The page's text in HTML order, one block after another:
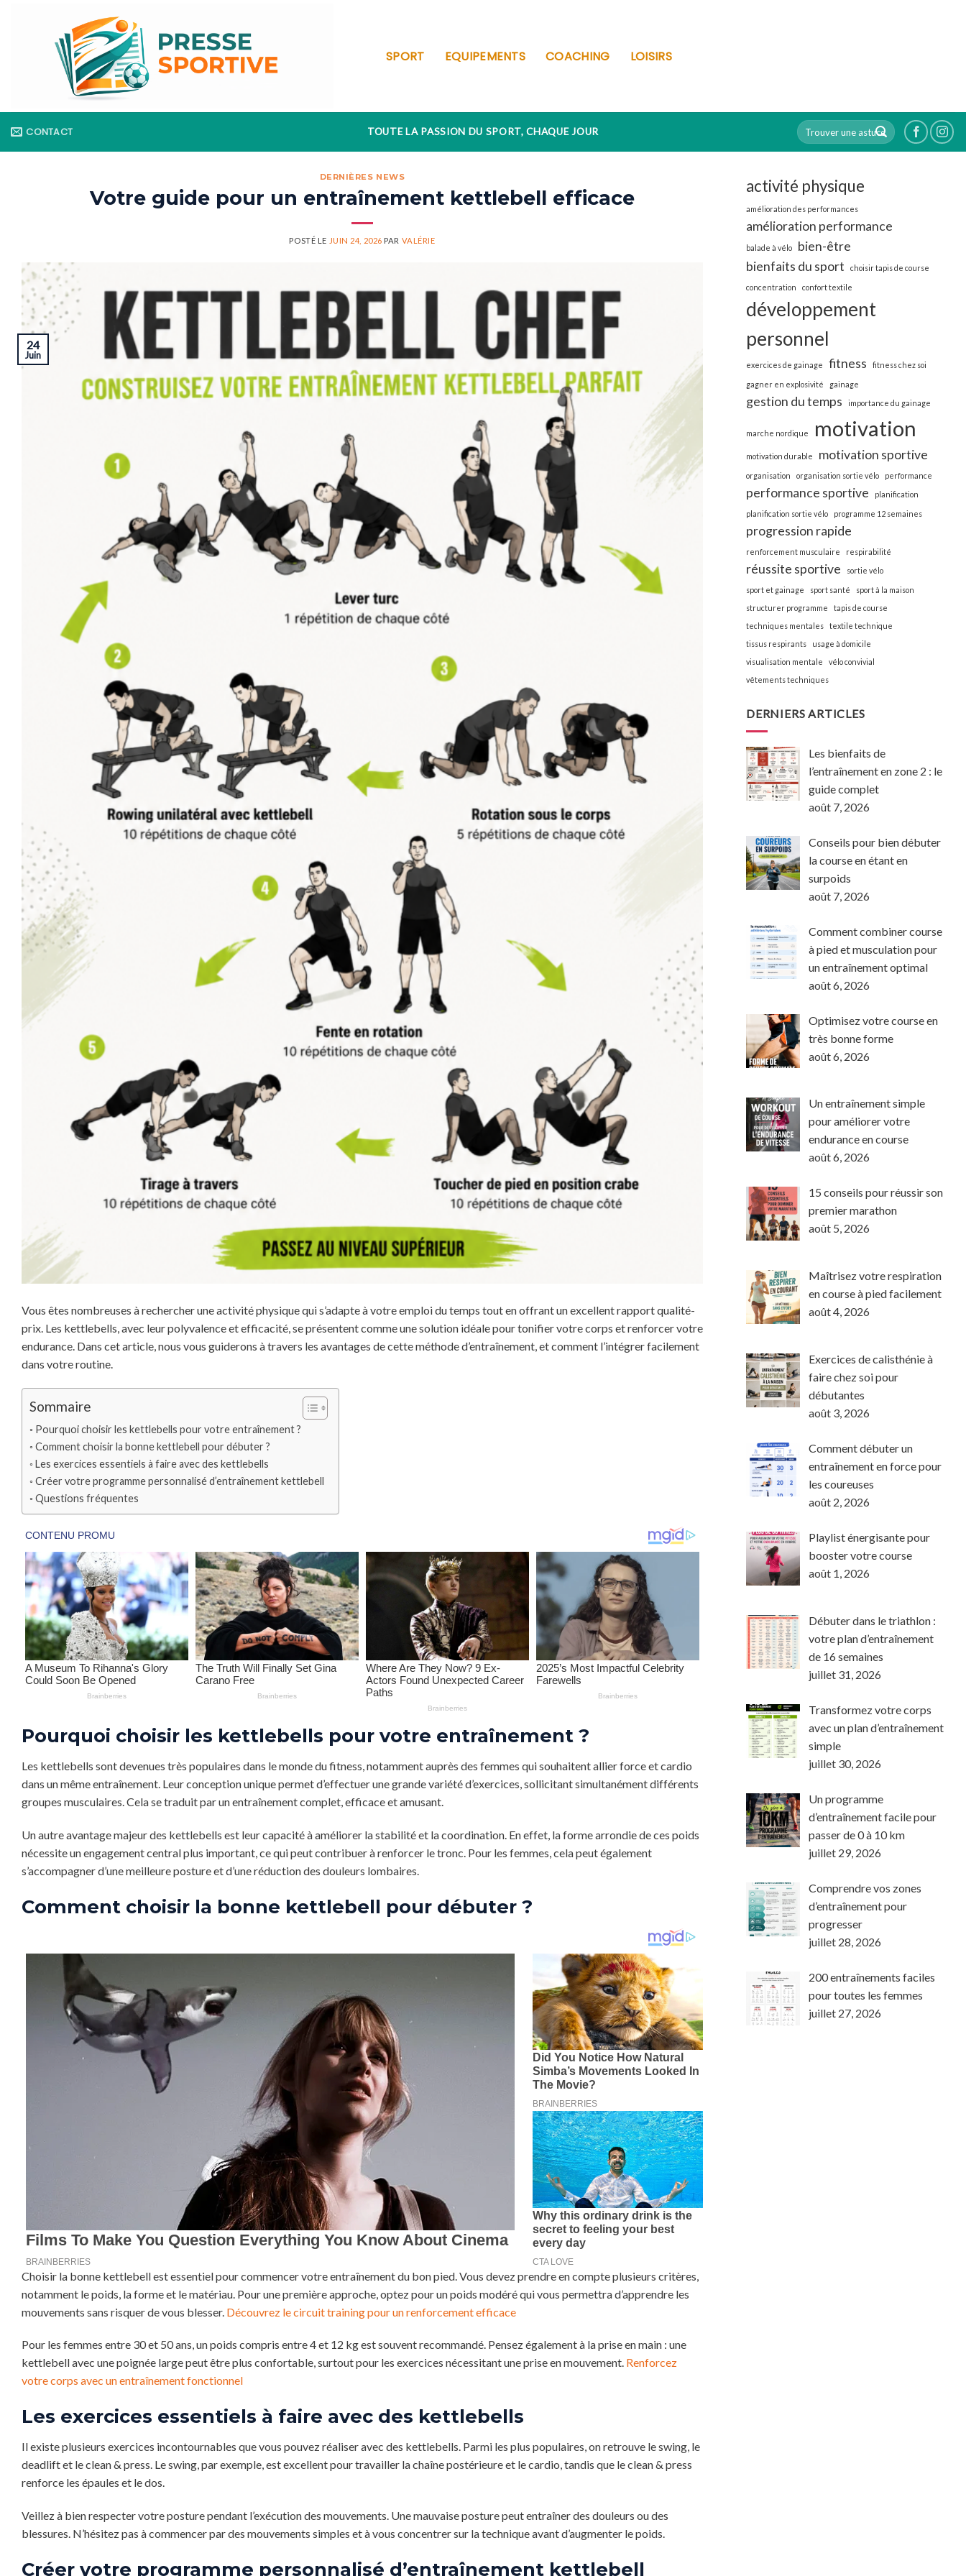
SPORT EQUIPEMENTS COACHING LOISIRS
CONTACT TOUTE LA PASSION DU SPORT, CHAQUE JOUR
DERNIÈRES NEWS
Votre guide pour un entraînement kettlebell efficace
POSTÉ LE JUIN 24, 2026 PAR VALÉRIE
24
Juin
Vous êtes nombreuses à rechercher une activité physique qui s’adapte à votre emploi du temps tout en offrant un excellent rapport qualité-
prix. Les kettlebells, avec leur polyvalence et efficacité, se présentent comme une solution idéale pour tonifier votre corps et renforcer votre
endurance. Dans cet article, nous vous guiderons à travers les avantages de cette méthode d’entraînement, et comment l’intégrer facilement
dans votre routine.
Sommaire
Pourquoi choisir les kettlebells pour votre entraînement ?
Comment choisir la bonne kettlebell pour débuter ?
Les exercices essentiels à faire avec des kettlebells
Créer votre programme personnalisé d’entraînement kettlebell
Questions fréquentes
Pourquoi choisir les kettlebells pour votre entraînement ?
Les kettlebells sont devenues très populaires dans le monde du fitness, notamment auprès des femmes qui souhaitent allier force et cardio
dans un même entraînement. Leur conception unique permet d’effectuer une grande variété d’exercices, sollicitant simultanément différents
groupes musculaires. Cela se traduit par un entraînement complet, efficace et amusant.
Un autre avantage majeur des kettlebells est leur capacité à améliorer la stabilité et la coordination. En effet, la forme arrondie de ces poids
nécessite un engagement central plus important, ce qui peut contribuer à renforcer le tronc. Pour les femmes, cela peut également
s’accompagner d’une meilleure posture et d’une réduction des douleurs lombaires.
Comment choisir la bonne kettlebell pour débuter ?
Choisir la bonne kettlebell est essentiel pour commencer votre entraînement du bon pied. Vous devez prendre en compte plusieurs critères,
notamment le poids, la forme et le matériau. Pour une première approche, optez pour un poids modéré qui vous permettra d’apprendre les
mouvements sans risquer de vous blesser. Découvrez le circuit training pour un renforcement efficace
Pour les femmes entre 30 et 50 ans, un poids compris entre 4 et 12 kg est souvent recommandé. Pensez également à la prise en main : une
kettlebell avec une poignée large peut être plus confortable, surtout pour les exercices nécessitant une prise en mouvement. Renforcez
votre corps avec un entraînement fonctionnel
Les exercices essentiels à faire avec des kettlebells
Il existe plusieurs exercices incontournables que vous pouvez réaliser avec des kettlebells. Parmi les plus populaires, on retrouve le swing, le
deadlift et le clean & press. Le swing, par exemple, est excellent pour travailler la chaîne postérieure et le cardio, tandis que le clean & press
renforce les épaules et le dos.
Veillez à bien respecter votre posture pendant l’exécution des mouvements. Une mauvaise posture peut entraîner des douleurs ou des
blessures. N’hésitez pas à commencer par des mouvements simples et à vous concentrer sur la technique avant d’augmenter le poids.
Créer votre programme personnalisé d’entraînement kettlebell
activité physique
amélioration des performances
amélioration performance
balade à vélo
bien-être
bienfaits du sport
choisir tapis de course
concentration confort textile
développement
personnel
exercices de gainage fitness fitness chez soi
gagner en explosivité gainage
gestion du temps importance du gainage
marche nordique motivation
motivation durable motivation sportive
organisation organisation sortie vélo performance
performance sportive planification
planification sortie vélo programme 12 semaines
progression rapide
renforcement musculaire respirabilité
réussite sportive sortie vélo
sport et gainage sport santé
sport à la maison
structurer programme
tapis de course
techniques mentales
textile technique
tissus respirants
usage à domicile
visualisation mentale
vélo convivial
vêtements techniques
DERNIERS ARTICLES
Les bienfaits de
l’entraînement en zone 2 : le
guide complet
août 7, 2026
Conseils pour bien débuter
la course en étant en
surpoids
août 7, 2026
Comment combiner course
à pied et musculation pour
un entraînement optimal
août 6, 2026
Optimisez votre course en
très bonne forme
août 6, 2026
Un entraînement simple
pour améliorer votre
endurance en course
août 6, 2026
15 conseils pour réussir son
premier marathon
août 5, 2026
Maîtrisez votre respiration
en course à pied facilement
août 4, 2026
Exercices de calisthénie à
faire chez soi pour
débutantes
août 3, 2026
Comment débuter un
entraînement en force pour
les coureuses
août 2, 2026
Playlist énergisante pour
booster votre course
août 1, 2026
Débuter dans le triathlon :
votre plan d’entraînement
de 16 semaines
juillet 31, 2026
Transformez votre corps
avec un plan d’entraînement
simple
juillet 30, 2026
Un programme
d’entraînement facile pour
passer de 0 à 10 km
juillet 29, 2026
Comprendre vos zones
d’entraînement pour
progresser
juillet 28, 2026
200 entraînements faciles
pour toutes les femmes
juillet 27, 2026